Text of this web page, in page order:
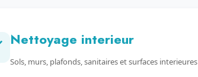
Nettoyage interieur
Sols, murs, plafonds, sanitaires et surfaces interieures